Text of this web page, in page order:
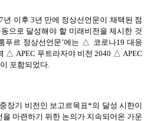
이후 3년 만에 정상선언문이 채택된 점
으로 달성해야 할 미래비전을 제시한 것
푸르 정상선언문’에는 △ 코로나19 대응
△ APEC 푸트라자야 비전 2040 △ APEC
포함되었다.
장기 비전인 보고르목표*의 달성 시한이
마련하기 위한 논의가 지속되어온 가운